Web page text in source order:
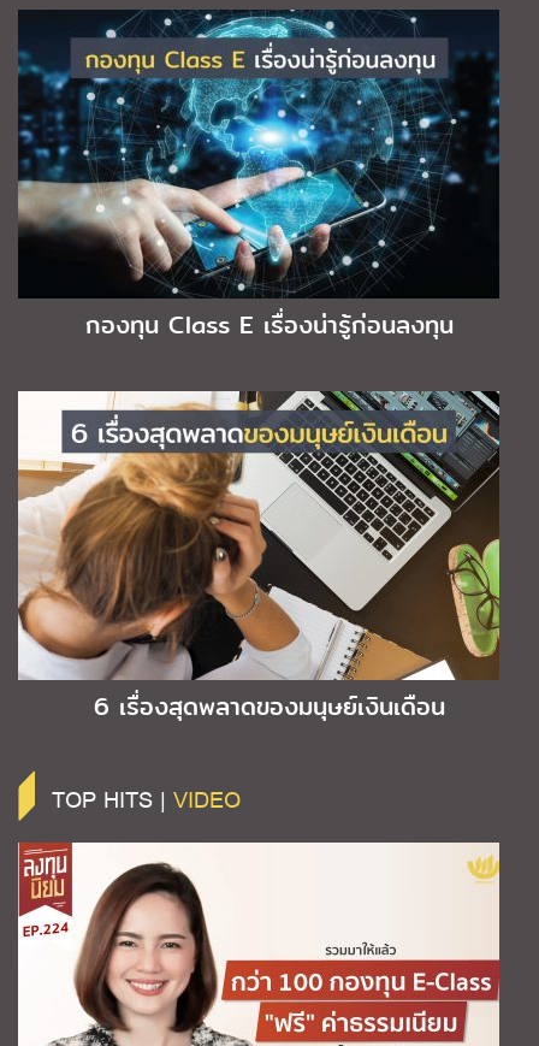
กองทุน Class E เรื่องน่ารู้ก่อนลงทุน
6 เรื่องสุดพลาดของมนุษย์เงินเดือน
TOP HITS | VIDEO